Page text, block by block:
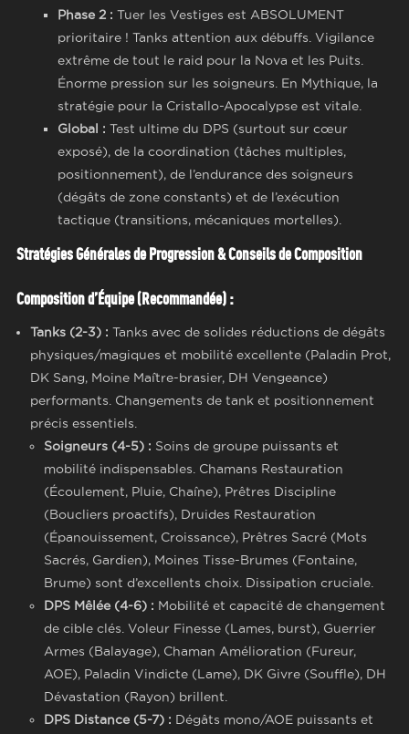
Phase 2 : Tuer les Vestiges est ABSOLUMENT
prioritaire ! Tanks attention aux débuffs. Vigilance
extrême de tout le raid pour la Nova et les Puits.
Énorme pression sur les soigneurs. En Mythique, la
stratégie pour la Cristallo-Apocalypse est vitale.
Global : Test ultime du DPS (surtout sur cœur
exposé), de la coordination (tâches multiples,
positionnement), de l’endurance des soigneurs
(dégâts de zone constants) et de l’exécution
tactique (transitions, mécaniques mortelles).
Stratégies Générales de Progression & Conseils de Composition
Composition d’Équipe (Recommandée) :
Tanks (2-3) : Tanks avec de solides réductions de dégâts
physiques/magiques et mobilité excellente (Paladin Prot,
DK Sang, Moine Maître-brasier, DH Vengeance)
performants. Changements de tank et positionnement
précis essentiels.
Soigneurs (4-5) : Soins de groupe puissants et
mobilité indispensables. Chamans Restauration
(Écoulement, Pluie, Chaîne), Prêtres Discipline
(Boucliers proactifs), Druides Restauration
(Épanouissement, Croissance), Prêtres Sacré (Mots
Sacrés, Gardien), Moines Tisse-Brumes (Fontaine,
Brume) sont d’excellents choix. Dissipation cruciale.
DPS Mêlée (4-6) : Mobilité et capacité de changement
de cible clés. Voleur Finesse (Lames, burst), Guerrier
Armes (Balayage), Chaman Amélioration (Fureur,
AOE), Paladin Vindicte (Lame), DK Givre (Souffle), DH
Dévastation (Rayon) brillent.
DPS Distance (5-7) : Dégâts mono/AOE puissants et